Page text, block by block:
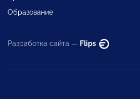
Образование
Разработка сайта — Flips